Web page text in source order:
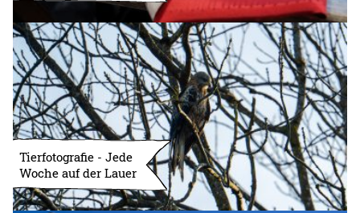
Tierfotografie - Jede
Woche auf der Lauer